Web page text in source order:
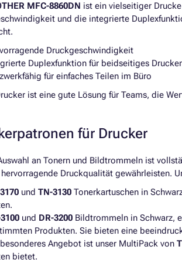
MFC-8860DN ist ein vielseitiger
und die integrierte
Druckgeschwindigkeit
Duplexfunktion für beidseitiges
für einfaches Teilen im Büro
ist eine gute Lösung für Teams, die
für Drucker
an Tonern und Bildtrommeln ist
Druckqualität gewährleisten.
und TN-3130 Tonerkartuschen in
und DR-3200 Bildtrommeln in Schwarz,
Produkten. Sie bieten eine
Angebot ist unser MultiPack von
bietet.